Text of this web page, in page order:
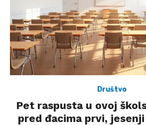
Društvo
Pet raspusta u ovoj
pred đacima prvi,